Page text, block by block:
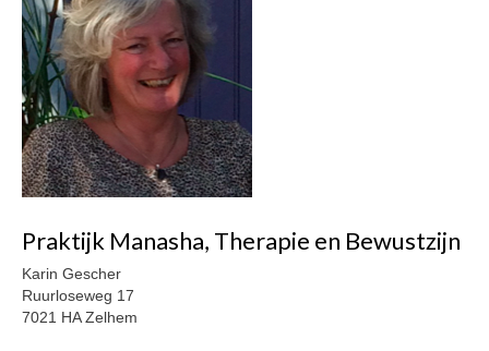
Praktijk Manasha, Therapie en Bewustzijn
Karin Gescher
Ruurloseweg 17
7021 HA Zelhem